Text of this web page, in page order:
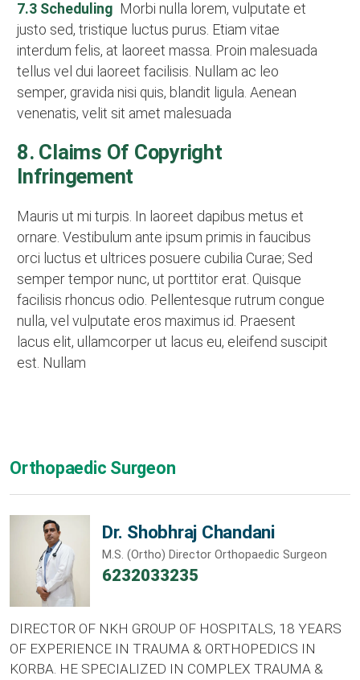
7.3 Scheduling Morbi nulla lorem, vulputate et
justo sed, tristique luctus purus. Etiam vitae
interdum felis, at laoreet massa. Proin malesuada
tellus vel dui laoreet facilisis. Nullam ac leo
semper, gravida nisi quis, blandit ligula. Aenean
venenatis, velit sit amet malesuada
8. Claims Of Copyright
Infringement
Mauris ut mi turpis. In laoreet dapibus metus et
ornare. Vestibulum ante ipsum primis in faucibus
orci luctus et ultrices posuere cubilia Curae; Sed
semper tempor nunc, ut porttitor erat. Quisque
facilisis rhoncus odio. Pellentesque rutrum congue
nulla, vel vulputate eros maximus id. Praesent
lacus elit, ullamcorper ut lacus eu, eleifend suscipit
est. Nullam
Orthopaedic Surgeon
Dr. Shobhraj Chandani
M.S. (Ortho) Director Orthopaedic Surgeon
6232033235
DIRECTOR OF NKH GROUP OF HOSPITALS, 18 YEARS
OF EXPERIENCE IN TRAUMA & ORTHOPEDICS IN
KORBA. HE SPECIALIZED IN COMPLEX TRAUMA &